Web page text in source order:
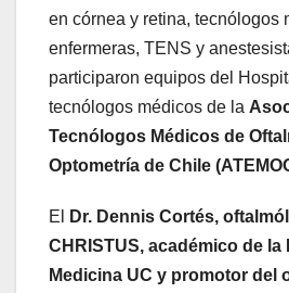
en córnea y retina, tecnólogos
enfermeras, TENS y
participaron equipos del
tecnólogos médicos de la
Tecnólogos Médicos de
Optometría de Chile
El
Dr. Dennis Cortés,
CHRISTUS, académico de la
Medicina UC y promotor del